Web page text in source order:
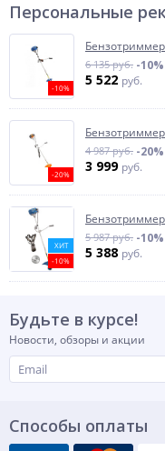
Персональные
-10%
6 135 руб. -10%
5 522 руб.
-20%
4 987 руб. -20%
3 999 руб.
ХИТ
-10%
5 987 руб. -10%
5 388 руб.
Будьте в курсе!
Новости, обзоры и акции
Способы оплаты